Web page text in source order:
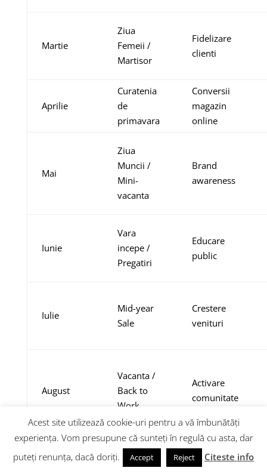
Martie
Ziua
Femeii /
Martisor
Fidelizare
clienti
Aprilie
Curatenia
de
primavara
Conversii
magazin
online
Mai
Ziua
Muncii /
Mini-
vacanta
Brand
awareness
Iunie
Vara
incepe /
Pregatiri
Educare
public
Iulie
Mid-year
Sale
Crestere
venituri
August
Vacanta /
Back to
Work
Activare
comunitate
Septembrie
Back to
School
Atragere
clienti noi
Acest site utilizează cookie-uri pentru a vă îmbunătăți
experiența. Vom presupune că sunteți în regulă cu asta, dar
puteți renunța, dacă doriți.
Accept Reject Citeste info